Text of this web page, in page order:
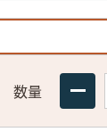
数量